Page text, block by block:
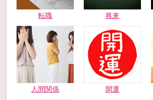
転職 将来
人間関係 開運